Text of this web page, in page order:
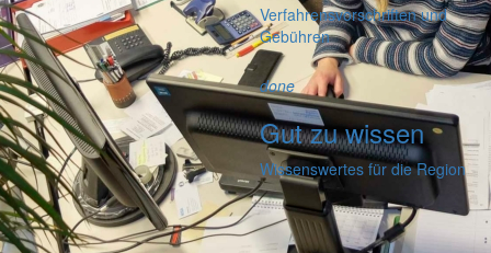
Verfahrensvorschriften und
Gebühren
done
Gut zu wissen
Wissenswertes für die Region